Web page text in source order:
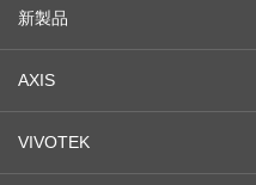
新製品
AXIS
VIVOTEK